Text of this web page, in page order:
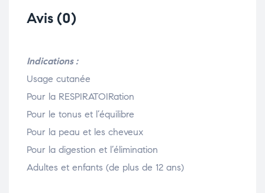
Avis (0)
Indications :
Usage cutanée
Pour la RESPIRATOIRation
Pour le tonus et l’équilibre
Pour la peau et les cheveux
Pour la digestion et l’élimination
Adultes et enfants (de plus de 12 ans)